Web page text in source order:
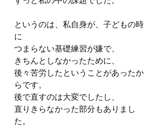
というのは、私自身が、子どもの時
に
つまらない基礎練習が嫌で、
きちんとしなかったために、
後々苦労したということがあったか
らです。
後で直すのは大変でしたし、
直りきらなかった部分もありまし
た。